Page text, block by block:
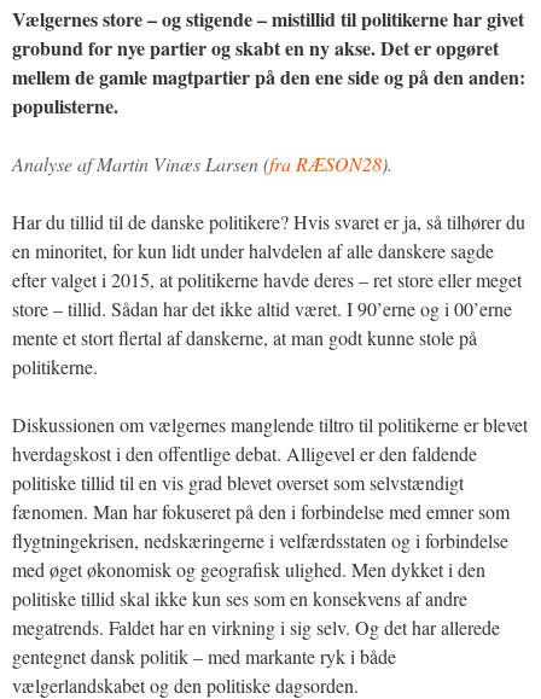
Vælgernes store – og stigende – mistillid til politikerne har givet
grobund for nye partier og skabt en ny akse. Det er opgøret
mellem de gamle magtpartier på den ene side og på den anden:
populisterne.
Analyse af Martin Vinæs Larsen (fra RÆSON28).
Har du tillid til de danske politikere? Hvis svaret er ja, så tilhører du
en minoritet, for kun lidt under halvdelen af alle danskere sagde
efter valget i 2015, at politikerne havde deres – ret store eller meget
store – tillid. Sådan har det ikke altid været. I 90’erne og i 00’erne
mente et stort flertal af danskerne, at man godt kunne stole på
politikerne.
Diskussionen om vælgernes manglende tiltro til politikerne er blevet
hverdagskost i den offentlige debat. Alligevel er den faldende
politiske tillid til en vis grad blevet overset som selvstændigt
fænomen. Man har fokuseret på den i forbindelse med emner som
flygtningekrisen, nedskæringerne i velfærdsstaten og i forbindelse
med øget økonomisk og geografisk ulighed. Men dykket i den
politiske tillid skal ikke kun ses som en konsekvens af andre
megatrends. Faldet har en virkning i sig selv. Og det har allerede
gentegnet dansk politik – med markante ryk i både
vælgerlandskabet og den politiske dagsorden.